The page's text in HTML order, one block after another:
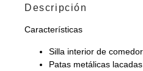
Descripción
Características
Silla interior de comedor.
Patas metálicas